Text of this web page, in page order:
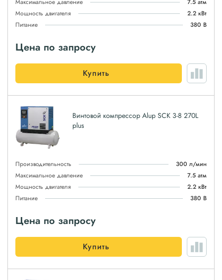
Максимальное давление
7.5 атм
Мощность двигателя
2.2 кВт
Питание
380 В
Цена по запросу
Купить
Винтовой компрессор Alup SCK 3-8 270L
plus
Производительность
300 л/мин
Максимальное давление
7.5 атм
Мощность двигателя
2.2 кВт
Питание
380 В
Цена по запросу
Купить